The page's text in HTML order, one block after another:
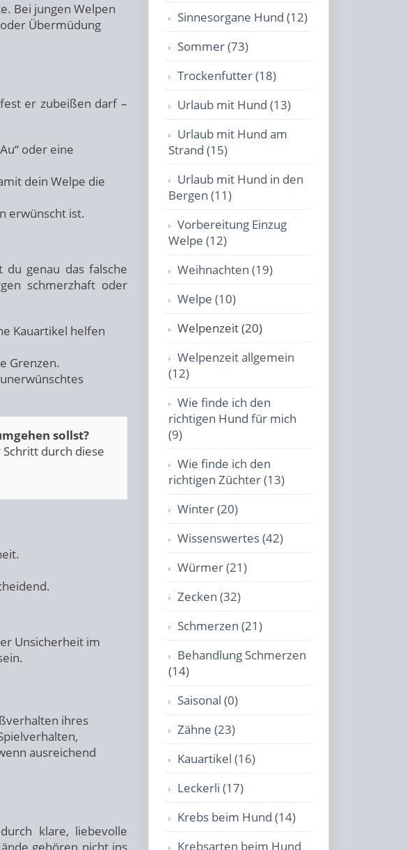
Bei jungen Welpen
Übermüdung
er zubeißen darf –
oder eine
dein Welpe die
erwünscht ist.
genau das falsche
schmerzhaft oder
Kauartikel helfen
Grenzen.
sollst?
durch diese
Unsicherheit im
ihres
ausreichend
klare, liebevolle
Sinnesorgane Hund (12)
Sommer (73)
Trockenfutter (18)
Urlaub mit Hund (13)
Urlaub mit Hund am
Strand (15)
Urlaub mit Hund in den
Bergen (11)
Vorbereitung Einzug
Welpe (12)
Weihnachten (19)
Welpe (10)
Welpenzeit (20)
Welpenzeit allgemein
(12)
Wie finde ich den
richtigen Hund für mich
(9)
Wie finde ich den
richtigen Züchter (13)
Winter (20)
Wissenswertes (42)
Würmer (21)
Zecken (32)
Schmerzen (21)
Behandlung Schmerzen
(14)
Saisonal (0)
Zähne (23)
Kauartikel (16)
Leckerli (17)
Krebs beim Hund (14)
Krebsarten beim Hund